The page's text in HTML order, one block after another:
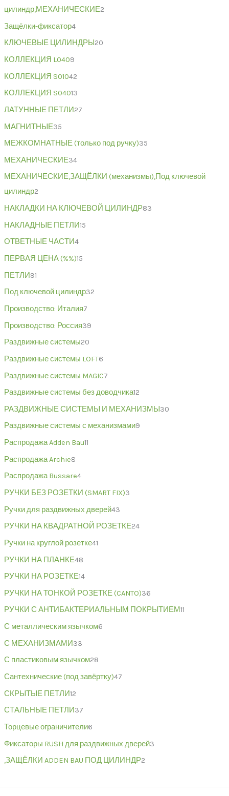
цилиндр,МЕХАНИЧЕСКИЕ2
Защёлки-фиксатор4
КЛЮЧЕВЫЕ ЦИЛИНДРЫ 20
КОЛЛЕКЦИЯ L0409
КОЛЛЕКЦИЯ S01042
КОЛЛЕКЦИЯ S04013
ЛАТУННЫЕ ПЕТЛИ27
МАГНИТНЫЕ35
МЕЖКОМНАТНЫЕ (только под ручку)35
МЕХАНИЧЕСКИЕ34
МЕХАНИЧЕСКИЕ,ЗАЩЁЛКИ (механизмы),Под ключевой
цилиндр2
НАКЛАДКИ НА КЛЮЧЕВОЙ ЦИЛИНДР83
НАКЛАДНЫЕ ПЕТЛИ15
ОТВЕТНЫЕ ЧАСТИ4
ПЕРВАЯ ЦЕНА (%%)15
ПЕТЛИ91
Под ключевой цилиндр32
Производство: Италия7
Производство: Россия39
Раздвижные системы20
Раздвижные системы LOFT6
Раздвижные системы MAGIC7
Раздвижные системы без доводчика12
РАЗДВИЖНЫЕ СИСТЕМЫ И МЕХАНИЗМЫ 30
Раздвижные системы с механизмами9
Распродажа Adden Bau11
Распродажа Archie8
Распродажа Bussare4
РУЧКИ БЕЗ РОЗЕТКИ (SMART FIX)3
Ручки для раздвижных дверей43
РУЧКИ НА КВАДРАТНОЙ РОЗЕТКЕ24
Ручки на круглой розетке41
РУЧКИ НА ПЛАНКЕ48
РУЧКИ НА РОЗЕТКЕ14
РУЧКИ НА ТОНКОЙ РОЗЕТКЕ (CANTO)36
РУЧКИ С АНТИБАКТЕРИАЛЬНЫМ ПОКРЫТИЕМ11
С металлическим язычком6
С МЕХАНИЗМАМИ33
С пластиковым язычком28
Сантехнические (под завёртку)47
СКРЫТЫЕ ПЕТЛИ12
СТАЛЬНЫЕ ПЕТЛИ37
Торцевые ограничители6
Фиксаторы RUSH для раздвижных дверей3
,ЗАЩЁЛКИ ADDEN BAU ПОД ЦИЛИНДР2